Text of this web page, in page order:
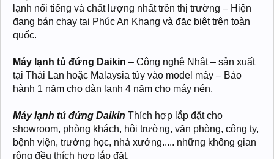
lạnh nổi tiếng và chất lượng nhất trên thị trường – Hiện
đang bán chạy tại Phúc An Khang và đặc biệt trên toàn
quốc.
Máy lạnh tủ đứng Daikin – Công nghệ Nhật – sản xuất
tại Thái Lan hoặc Malaysia tùy vào model máy – Bảo
hành 1 năm cho dàn lạnh 4 năm cho máy nén.
Máy lạnh tủ đứng Daikin Thích hợp lắp đặt cho
showroom, phòng khách, hội trường, văn phòng, công ty,
bệnh viện, trường học, nhà xưởng..... những không gian
rộng đều thích hợp lắp đặt.